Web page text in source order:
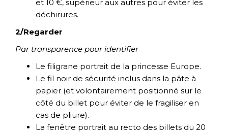
et 10 €, supérieur aux autres pour éviter les
déchirures.
2/Regarder
Par transparence pour identifier
Le filigrane portrait de la princesse Europe.
Le fil noir de sécurité inclus dans la pâte à
papier (et volontairement positionné sur le
côté du billet pour éviter de le fragiliser en
cas de pliure).
La fenêtre portrait au recto des billets du 20